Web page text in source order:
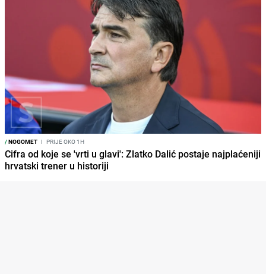
/NOGOMET I PRIJE OKO 1H
Cifra od koje se 'vrti u glavi': Zlatko Dalić postaje najplaćeniji
hrvatski trener u historiji